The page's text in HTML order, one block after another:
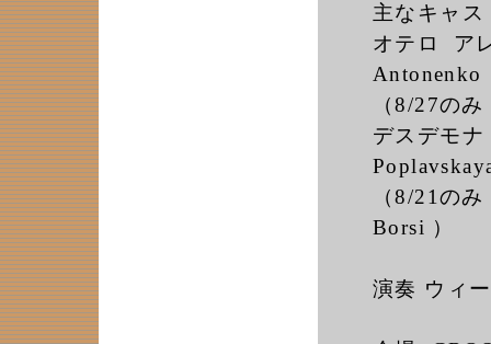
主なキャス
オテロ ア
Antonenko
（8/27の
デスデモ
（8/21の
Borsi ）
演奏 ウィ